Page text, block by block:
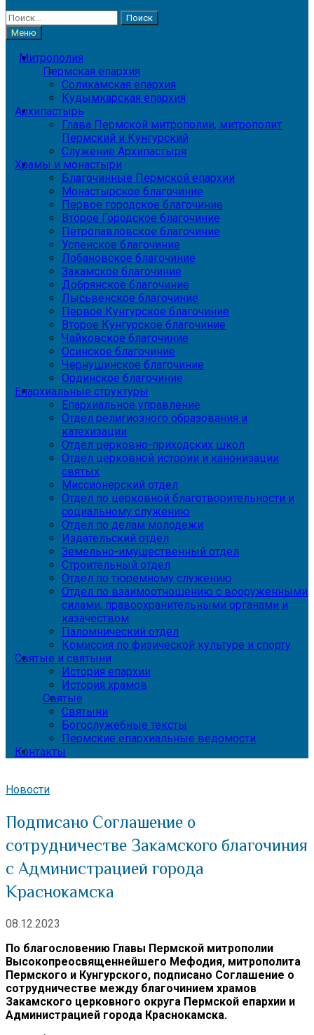
Найти:
Меню
Митрополия
Пермская епархия
Соликамская епархия
Кудымкарская епархия
Архипастырь
Глава Пермской митрополии, митрополит
Пермский и Кунгурский
Служение Архипастыря
Храмы и монастыри
Благочинные Пермской епархии
Монастырское благочиние
Первое городское благочиние
Второе Городское благочиние
Петропавловское благочиние
Успенское благочиние
Лобановское благочиние
Закамское благочиние
Добрянское благочиние
Лысьвенское благочиние
Первое Кунгурское благочиние
Второе Кунгурское благочиние
Чайковское благочиние
Осинское благочиние
Чернушинское благочиние
Ординское благочиние
Епархиальные структуры
Епархиальное управление
Отдел религиозного образования и
катехизации
Отдел церковно-приходских школ
Отдел церковной истории и канонизации
святых
Миссионерский отдел
Отдел по церковной благотворительности и
социальному служению
Отдел по делам молодежи
Издательский отдел
Земельно-имущественный отдел
Строительный отдел
Отдел по тюремному служению
Отдел по взаимоотношению с вооруженными
силами, правоохранительными органами и
казачеством
Паломнический отдел
Комиссия по физической культуре и спорту
Святые и святыни
История епархии
История храмов
Святые
Святыни
Богослужебные тексты
Пермские епархиальные ведомости
Контакты
Новости
Подписано Соглашение о
сотрудничестве Закамского благочиния
с Администрацией города
Краснокамска
08.12.2023
По благословению Главы Пермской митрополии
Высокопреосвященнейшего Мефодия, митрополита
Пермского и Кунгурского, подписано Соглашение о
сотрудничестве между благочинием храмов
Закамского церковного округа Пермской епархии и
Администрацией города Краснокамска.